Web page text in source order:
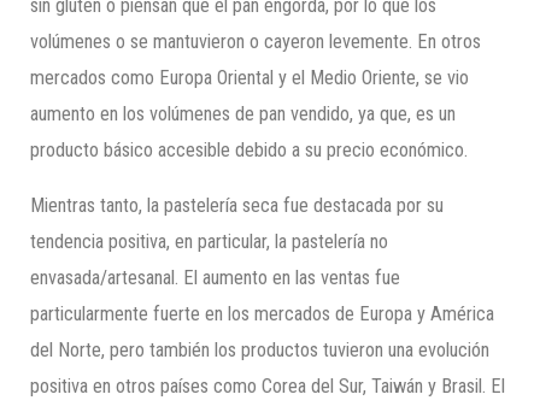
sin gluten o piensan que el pan engorda, por lo que los
volúmenes o se mantuvieron o cayeron levemente. En otros
mercados como Europa Oriental y el Medio Oriente, se vio
aumento en los volúmenes de pan vendido, ya que, es un
producto básico accesible debido a su precio económico.
Mientras tanto, la pastelería seca fue destacada por su
tendencia positiva, en particular, la pastelería no
envasada/artesanal. El aumento en las ventas fue
particularmente fuerte en los mercados de Europa y América
del Norte, pero también los productos tuvieron una evolución
positiva en otros países como Corea del Sur, Taiwán y Brasil. El